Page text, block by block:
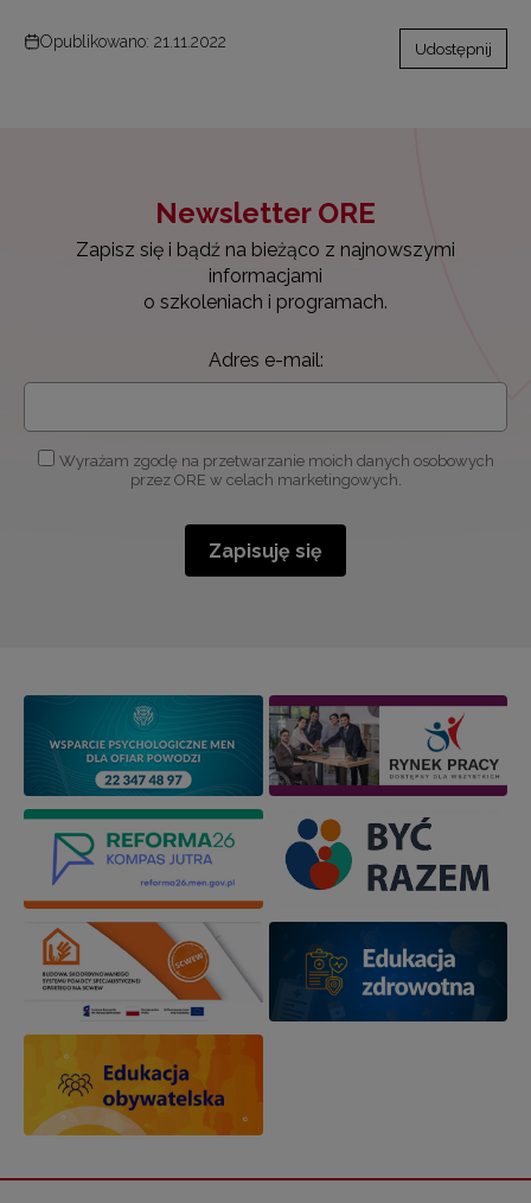
Opublikowano: 21.11.2022 Udostępnij
Newsletter ORE
Zapisz się i bądź na bieżąco z najnowszymi
informacjami
o szkoleniach i programach.
Adres e-mail:
Wyrażam zgodę na przetwarzanie moich danych osobowych
przez ORE w celach marketingowych.
Zapisuję się